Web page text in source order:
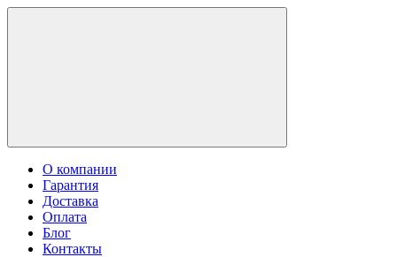
О компании
Гарантия
Доставка
Оплата
Блог
Контакты